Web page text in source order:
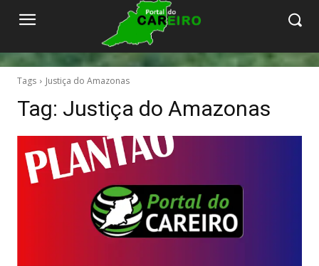
Tags Justiça do Amazonas
Tag: Justiça do Amazonas